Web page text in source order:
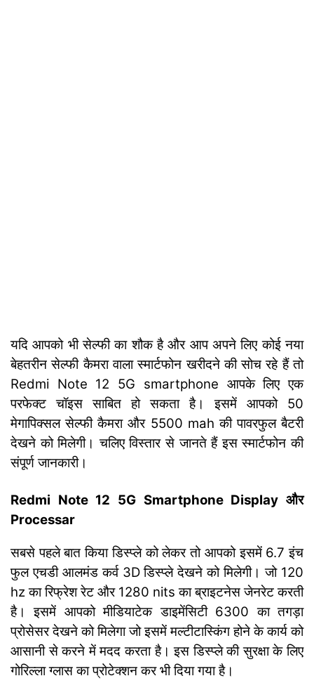
यदि आपको भी सेल्फी का शौक है और आप अपने लिए कोई नया
बेहतरीन सेल्फी कैमरा वाला स्मार्टफोन खरीदने की सोच रहे हैं तो
Redmi Note 12 5G smartphone आपके लिए एक
परफेक्ट चॉइस साबित हो सकता है। इसमें आपको 50
मेगापिक्सल सेल्फी कैमरा और 5500 mah की पावरफुल बैटरी
देखने को मिलेगी। चलिए विस्तार से जानते हैं इस स्मार्टफोन की
संपूर्ण जानकारी।
Redmi Note 12 5G Smartphone Display और
Processar
सबसे पहले बात किया डिस्प्ले को लेकर तो आपको इसमें 6.7 इंच
फुल एचडी आलमंड कर्व 3D डिस्प्ले देखने को मिलेगी। जो 120
hz का रिफ्रेश रेट और 1280 nits का ब्राइटनेस जेनरेट करती
है। इसमें आपको मीडियाटेक डाइमेंसिटी 6300 का तगड़ा
प्रोसेसर देखने को मिलेगा जो इसमें मल्टीटास्किंग होने के कार्य को
आसानी से करने में मदद करता है। इस डिस्प्ले की सुरक्षा के लिए
गोरिल्ला ग्लास का प्रोटेक्शन कर भी दिया गया है।